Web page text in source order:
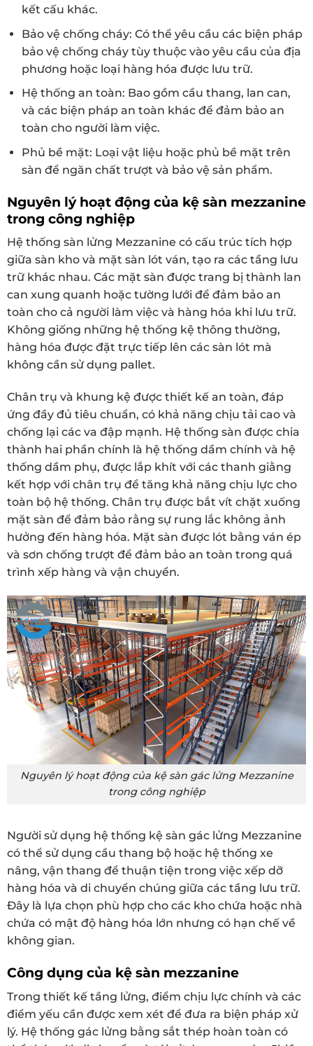
kết cấu khác.
Bảo vệ chống cháy: Có thể yêu cầu các biện pháp
bảo vệ chống cháy tùy thuộc vào yêu cầu của địa
phương hoặc loại hàng hóa được lưu trữ.
Hệ thống an toàn: Bao gồm cầu thang, lan can,
và các biện pháp an toàn khác để đảm bảo an
toàn cho người làm việc.
Phủ bề mặt: Loại vật liệu hoặc phủ bề mặt trên
sàn để ngăn chất trượt và bảo vệ sản phẩm.
Nguyên lý hoạt động của kệ sàn mezzanine
trong công nghiệp
Hệ thống sàn lửng Mezzanine có cấu trúc tích hợp
giữa sàn kho và mặt sàn lót ván, tạo ra các tầng lưu
trữ khác nhau. Các mặt sàn được trang bị thành lan
can xung quanh hoặc tường lưới để đảm bảo an
toàn cho cả người làm việc và hàng hóa khi lưu trữ.
Không giống những hệ thống kệ thông thường,
hàng hóa được đặt trực tiếp lên các sàn lót mà
không cần sử dụng pallet.
Chân trụ và khung kệ được thiết kế an toàn, đáp
ứng đầy đủ tiêu chuẩn, có khả năng chịu tải cao và
chống lại các va đập mạnh. Hệ thống sàn được chia
thành hai phần chính là hệ thống dầm chính và hệ
thống dầm phụ, được lắp khít với các thanh giằng
kết hợp với chân trụ để tăng khả năng chịu lực cho
toàn bộ hệ thống. Chân trụ được bắt vít chặt xuống
mặt sàn để đảm bảo rằng sự rung lắc không ảnh
hưởng đến hàng hóa. Mặt sàn được lót bằng ván ép
và sơn chống trượt để đảm bảo an toàn trong quá
trình xếp hàng và vận chuyển.
Nguyên lý hoạt động của kệ sàn gác lửng Mezzanine
trong công nghiệp
Người sử dụng hệ thống kệ sàn gác lửng Mezzanine
có thể sử dụng cầu thang bộ hoặc hệ thống xe
nâng, vận thang để thuận tiện trong việc xếp dỡ
hàng hóa và di chuyển chúng giữa các tầng lưu trữ.
Đây là lựa chọn phù hợp cho các kho chứa hoặc nhà
chứa có mật độ hàng hóa lớn nhưng có hạn chế về
không gian.
Công dụng của kệ sàn mezzanine
Trong thiết kế tầng lửng, điểm chịu lực chính và các
điểm yếu cần được xem xét để đưa ra biện pháp xử
lý. Hệ thống gác lửng bằng sắt thép hoàn toàn có